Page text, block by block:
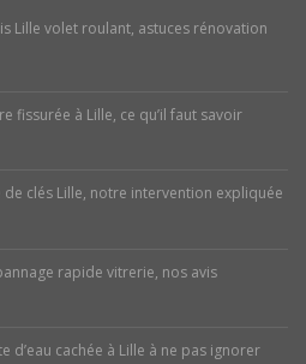
Lille volet roulant, astuces rénovation
fissurée à Lille, ce qu’il faut savoir
clés Lille, notre intervention expliquée
rapide vitrerie, nos avis
d’eau cachée à Lille à ne pas ignorer